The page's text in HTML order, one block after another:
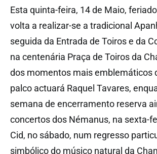
Esta quinta-feira, 14 de Maio,
volta a realizar-se a tradicional
seguida da Entrada de Toiros e da
na centenária Praça de Toiros da
dos momentos mais emblemáticos
palco actuará Raquel Tavares,
semana de encerramento reserva
concertos dos Némanus, na sexta-
Cid, no sábado, num regresso
simbólico do músico natural da